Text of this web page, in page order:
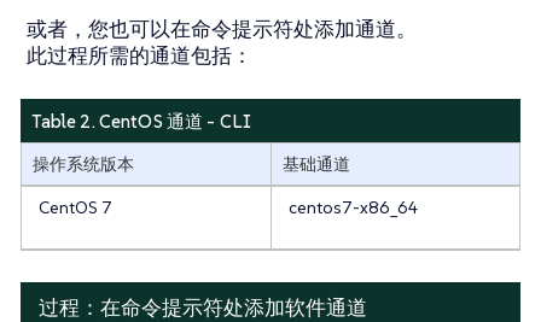
或者，您也可以在命令提示符处添加通道。
此过程所需的通道包括：
Table 2. CentOS 通道 - CLI
操作系统版本
基础通道
CentOS 7
centos7-x86_64
过程：在命令提示符处添加软件通道